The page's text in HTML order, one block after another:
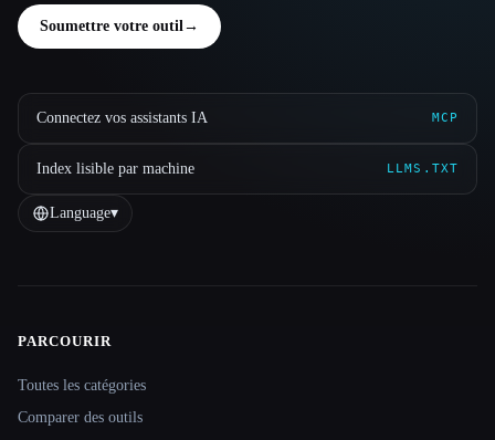
Soumettre votre outil→
Connectez vos assistants IA MCP
Index lisible par machine LLMS.TXT
Language▾
Site navigation
PARCOURIR
Toutes les catégories
Comparer des outils